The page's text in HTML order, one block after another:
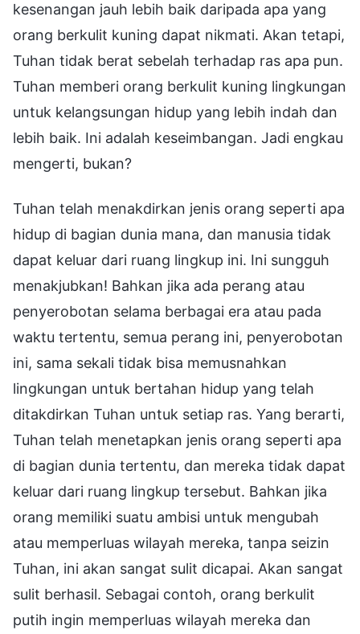
kesenangan jauh lebih baik daripada apa yang
orang berkulit kuning dapat nikmati. Akan tetapi,
Tuhan tidak berat sebelah terhadap ras apa pun.
Tuhan memberi orang berkulit kuning lingkungan
untuk kelangsungan hidup yang lebih indah dan
lebih baik. Ini adalah keseimbangan. Jadi engkau
mengerti, bukan?
Tuhan telah menakdirkan jenis orang seperti apa
hidup di bagian dunia mana, dan manusia tidak
dapat keluar dari ruang lingkup ini. Ini sungguh
menakjubkan! Bahkan jika ada perang atau
penyerobotan selama berbagai era atau pada
waktu tertentu, semua perang ini, penyerobotan
ini, sama sekali tidak bisa memusnahkan
lingkungan untuk bertahan hidup yang telah
ditakdirkan Tuhan untuk setiap ras. Yang berarti,
Tuhan telah menetapkan jenis orang seperti apa
di bagian dunia tertentu, dan mereka tidak dapat
keluar dari ruang lingkup tersebut. Bahkan jika
orang memiliki suatu ambisi untuk mengubah
atau memperluas wilayah mereka, tanpa seizin
Tuhan, ini akan sangat sulit dicapai. Akan sangat
sulit berhasil. Sebagai contoh, orang berkulit
putih ingin memperluas wilayah mereka dan